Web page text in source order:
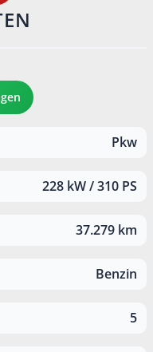
Pkw
228 kW / 310 PS
37.279 km
Benzin
5